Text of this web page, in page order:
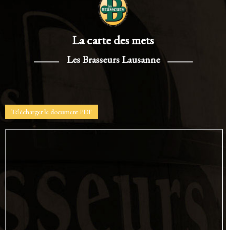
La carte des mets
Les Brasseurs Lausanne
Télécharger le document PDF